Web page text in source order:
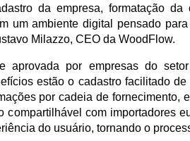
da empresa, formatação
um ambiente digital pensado
Milazzo, CEO da WoodFlow.
aprovada por empresas do
estão o cadastro facilitado
por cadeia de fornecimento,
com importadores
do usuário, tornando o